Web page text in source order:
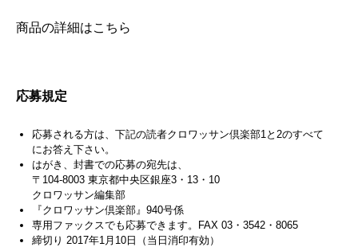
商品の詳細はこちら
応募規定
応募される方は、下記の読者クロワッサン倶楽部1と2のすべて
にお答え下さい。
はがき、封書での応募の宛先は、
〒104-8003 東京都中央区銀座3・13・10
クロワッサン編集部
『クロワッサン倶楽部』940号係
専用ファックスでも応募できます。FAX 03・3542・8065
締切り 2017年1月10日（当日消印有効）